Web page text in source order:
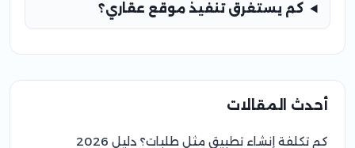
كم يستغرق تنفيذ موقع عقاري؟
أحدث المقالات
كم تكلفة إنشاء تطبيق مثل طلبات؟ دليل 2026